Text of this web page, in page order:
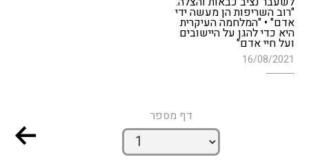
"רוב השריפות הן מעשה ידי
אדם" • "המלחמה העיקרית
היא כדי להגן על היישובים
ועל חיי אדם"
16/08/2021
דף מספר